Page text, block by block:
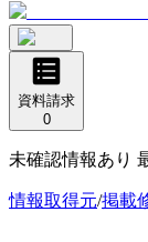
資料請求
0
未確認情報あり
情報取得元/掲載